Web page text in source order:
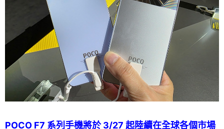
POCO F7 系列手機將於 3/27 起陸續在全球各個市場